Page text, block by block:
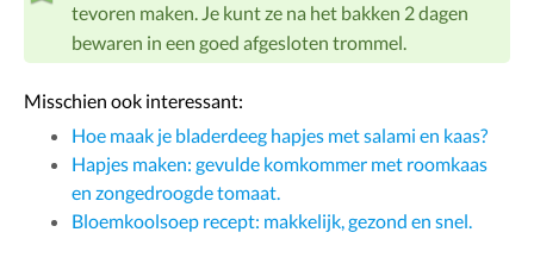
tevoren maken. Je kunt ze na het bakken 2 dagen
bewaren in een goed afgesloten trommel.
Misschien ook interessant:
Hoe maak je bladerdeeg hapjes met salami en kaas?
Hapjes maken: gevulde komkommer met roomkaas
en zongedroogde tomaat.
Bloemkoolsoep recept: makkelijk, gezond en snel.